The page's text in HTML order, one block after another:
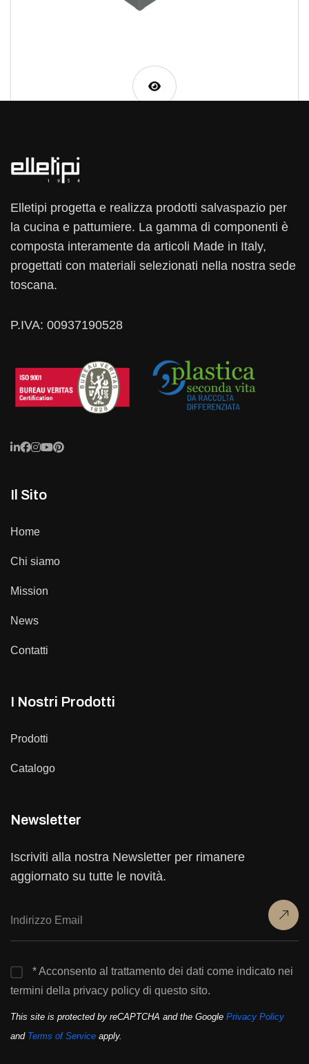
Elletipi progetta e realizza prodotti salvaspazio per
la cucina e pattumiere. La gamma di componenti è
composta interamente da articoli Made in Italy,
progettati con materiali selezionati nella nostra sede
toscana.
P.IVA: 00937190528
Il Sito
Home
Chi siamo
Mission
News
Contatti
I Nostri Prodotti
Prodotti
Catalogo
Newsletter
Iscriviti alla nostra Newsletter per rimanere
aggiornato su tutte le novità.
* Acconsento al trattamento dei dati come indicato nei
termini della privacy policy di questo sito.
This site is protected by reCAPTCHA and the Google Privacy Policy
and Terms of Service apply.